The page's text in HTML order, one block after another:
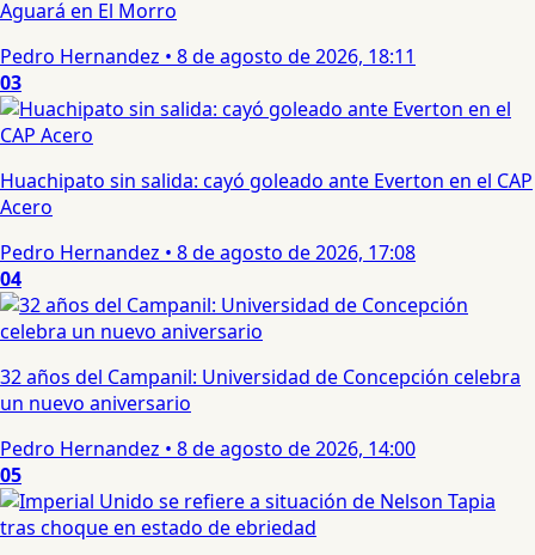
Aguará en El Morro
Pedro Hernandez • 8 de agosto de 2026, 18:11
03
Huachipato sin salida: cayó goleado ante Everton en el CAP
Acero
Pedro Hernandez • 8 de agosto de 2026, 17:08
04
32 años del Campanil: Universidad de Concepción celebra
un nuevo aniversario
Pedro Hernandez • 8 de agosto de 2026, 14:00
05